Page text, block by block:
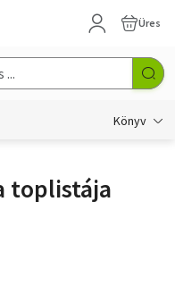
Üres
Könyv
toplistája